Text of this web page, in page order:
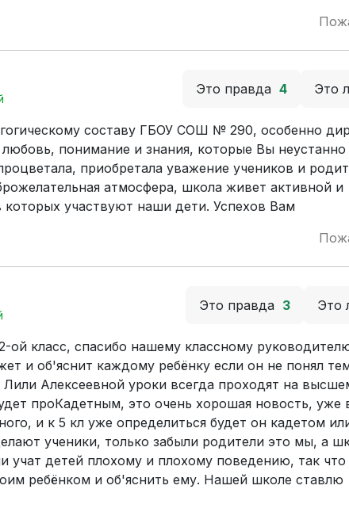
Это правда 4 Это
составу ГБОУ СОШ № 290, особенно
понимание и знания, которые Вы неустанно
приобретала уважение учеников и
атмосфера, школа живет активной и
участвуют наши дети. Успехов Вам
Это правда 3 Это
класс, спасибо нашему классному
и об'яснит каждому ребёнку если он не понял
Алексеевной уроки всегда проходят на
проКадетным, это очень хорошая новость, уже
и к 5 кл уже определиться будет он кадетом
ученики, только забыли родители это мы, а
учат детей плохому и плохому поведению, так
ребёнком и об'яснить ему. Нашей школе ставлю